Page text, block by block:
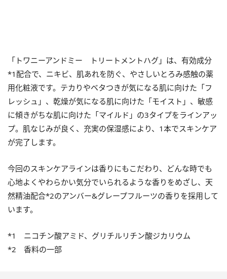
「トワニーアンドミー トリートメントハグ」は、有効成分
*1配合で、ニキビ、肌あれを防ぐ、やさしいとろみ感触の薬
用化粧液です。テカりやベタつきが気になる肌に向けた「フ
レッシュ」、乾燥が気になる肌に向けた「モイスト」、敏感
に傾きがちな肌に向けた「マイルド」の3タイプをラインアッ
プ。肌なじみが良く、充実の保湿感により、1本でスキンケア
が完了します。
今回のスキンケアラインは香りにもこだわり、どんな時でも
心地よくやわらかい気分でいられるような香りをめざし、天
然精油配合*2のアンバー&グレープフルーツの香りを採用して
います。
*1 ニコチン酸アミド、グリチルリチン酸ジカリウム
*2 香料の一部